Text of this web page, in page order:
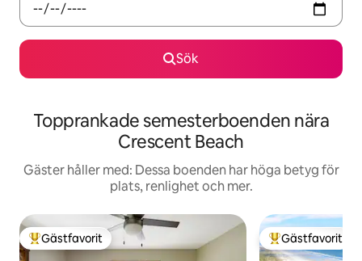
Sök
Topprankade semesterboenden nära
Crescent Beach
Gäster håller med: Dessa boenden har höga betyg för
plats, renlighet och mer.
Populär gästfavorit
Gästfavorit Populär
Gästfavorit